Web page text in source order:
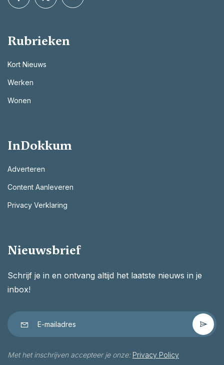
Rubrieken
Kort Nieuws
Werken
Wonen
InDokkum
Adverteren
Content Aanleveren
Privacy Verklaring
Nieuwsbrief
Schrijf je in en ontvang altijd het laatste nieuws in je
inbox!
Met het inschrijven accepteer je onze: Privacy Policy